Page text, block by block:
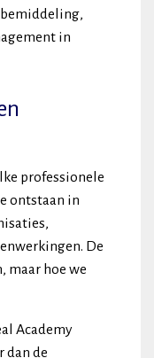
in
professionele
ontstaan in
De
maar hoe we
Academy
dan de